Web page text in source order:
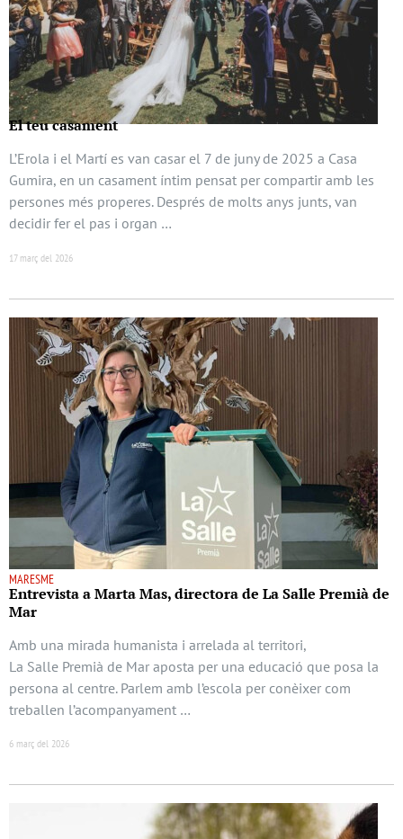
El teu casament
L’Erola i el Martí es van casar el 7 de juny de 2025 a Casa
Gumira, en un casament íntim pensat per compartir amb les
persones més properes. Després de molts anys junts, van
decidir fer el pas i organ …
17 març del 2026
MARESME
Entrevista a Marta Mas, directora de La Salle Premià de
Mar
Amb una mirada humanista i arrelada al territori,
La Salle Premià de Mar aposta per una educació que posa la
persona al centre. Parlem amb l’escola per conèixer com
treballen l’acompanyament …
6 març del 2026